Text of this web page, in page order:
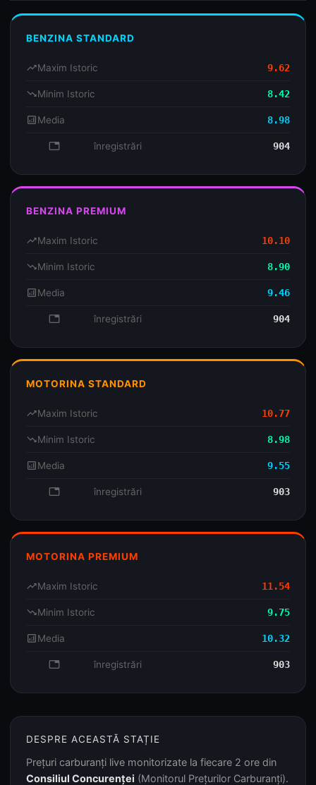
BENZINA STANDARD
trending_upMaxim Istoric 9.62
trending_downMinim Istoric 8.42
analyticsMedia 8.98
database înregistrări 904
BENZINA PREMIUM
trending_upMaxim Istoric 10.10
trending_downMinim Istoric 8.90
analyticsMedia 9.46
database înregistrări 904
MOTORINA STANDARD
trending_upMaxim Istoric 10.77
trending_downMinim Istoric 8.98
analyticsMedia 9.55
database înregistrări 903
MOTORINA PREMIUM
trending_upMaxim Istoric 11.54
trending_downMinim Istoric 9.75
analyticsMedia 10.32
database înregistrări 903
DESPRE ACEASTĂ STAȚIE
Prețuri carburanți live monitorizate la fiecare 2 ore din
Consiliul Concurenței (Monitorul Prețurilor Carburanți).